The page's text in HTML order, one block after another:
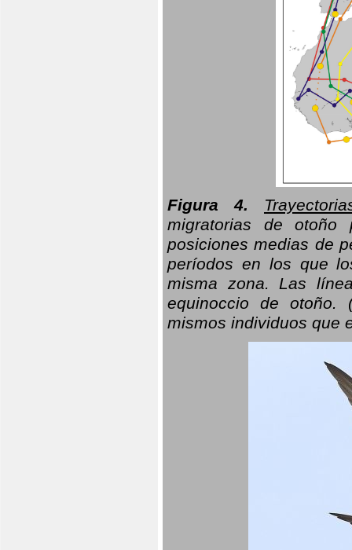
Figura 4.
migratorias de otoño
posiciones medias de
períodos en los que
misma zona. Las
equinoccio de otoño.
mismos individuos que